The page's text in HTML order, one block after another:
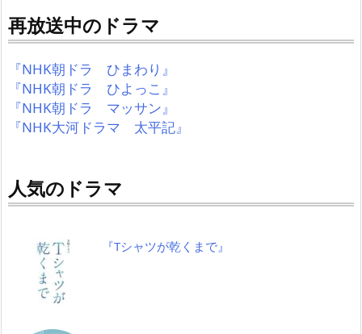
再放送中のドラマ
『NHK朝ドラ ひまわり』
『NHK朝ドラ ひよっこ』
『NHK朝ドラ マッサン』
『NHK大河ドラマ 太平記』
人気のドラマ
『Tシャツが乾くまで』